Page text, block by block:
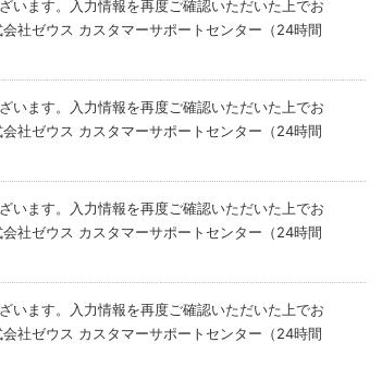
います。入力情報を再度ご確認いただいた上でお
社ゼウス カスタマーサポートセンター（24時間
います。入力情報を再度ご確認いただいた上でお
社ゼウス カスタマーサポートセンター（24時間
います。入力情報を再度ご確認いただいた上でお
社ゼウス カスタマーサポートセンター（24時間
います。入力情報を再度ご確認いただいた上でお
社ゼウス カスタマーサポートセンター（24時間